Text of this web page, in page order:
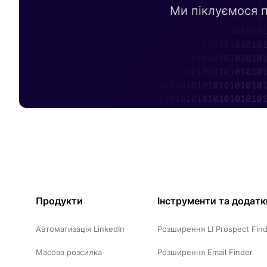
Ми піклуємося
Продукти
Автоматизація LinkedIn
Масова розсилка
Інструменти та
Розширення LI Prospect
Розширення Email Finder